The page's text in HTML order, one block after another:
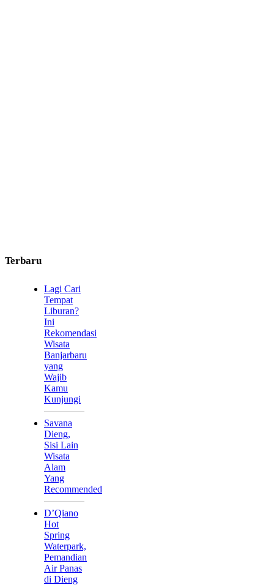
Terbaru
Lagi Cari
Tempat
Liburan?
Ini
Rekomendasi
Wisata
Banjarbaru
yang
Wajib
Kamu
Kunjungi
Savana
Dieng,
Sisi Lain
Wisata
Alam
Yang
Recommended
D’Qiano
Hot
Spring
Waterpark,
Pemandian
Air Panas
di Dieng